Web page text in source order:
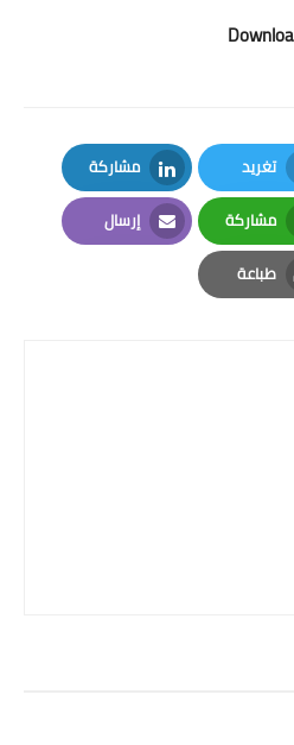
تغريد
Twitter
مشاركة
LinkedIn
مشاركة
Whatsapp
إرسال
Email
طباعة
Print